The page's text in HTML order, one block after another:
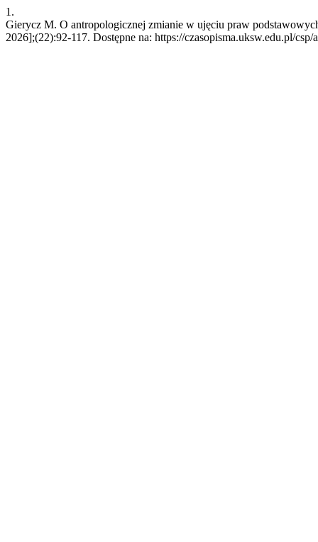
1.
Gierycz M. O antropologicznej zmianie w ujęciu praw
2026];(22):92-117. Dostępne na: https://czasopisma.uksw.edu.pl/